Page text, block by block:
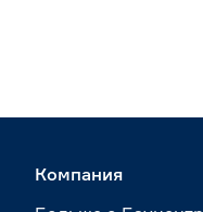
Компания